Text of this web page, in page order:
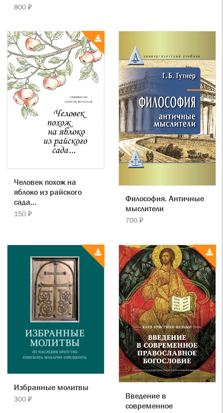
800 ₽
Человек похож на
яблоко из райского
сада...
150 ₽
Философия. Античные
мыслители
700 ₽
Избранные молитвы
300 ₽
Введение в
современное